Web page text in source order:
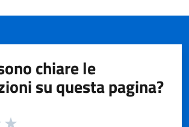
chiare le
su questa pagina?
la pagina